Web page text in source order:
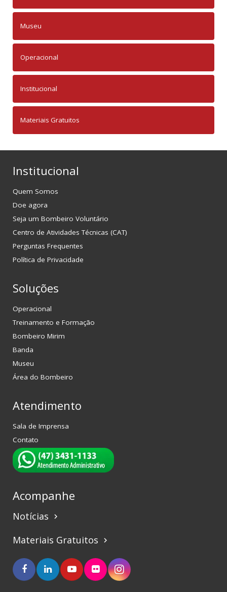
Museu
Operacional
Institucional
Materiais Gratuitos
Institucional
Quem Somos
Doe agora
Seja um Bombeiro Voluntário
Centro de Atividades Técnicas (CAT)
Perguntas Frequentes
Política de Privacidade
Soluções
Operacional
Treinamento e Formação
Bombeiro Mirim
Banda
Museu
Área do Bombeiro
Atendimento
Sala de Imprensa
Contato
Acompanhe
Notícias keyboard_arrow_right
Materiais Gratuitos keyboard_arrow_right